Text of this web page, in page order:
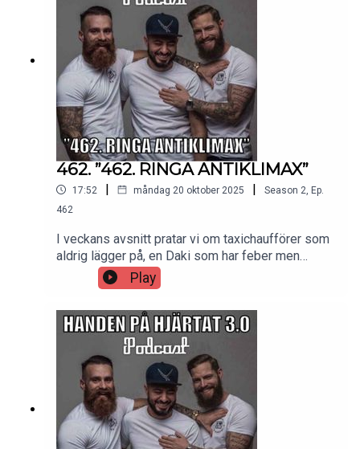
462. ”462. RINGA ANTIKLIMAX”
17:52 | måndag 20 oktober 2025 | Season 2 Ep.
462
I veckans avsnitt pratar vi om taxichaufförer som
aldrig lägger på, en Daki som har feber men
vägrar ta tempen och Danne som är redo att
bränna ner huset efter en invasion av skalbaggar
på hjärtat! 🔥Vill du höra hela avsnittet (och alla
framtida kaos, skratt och galenskaper) utan klipp?
👉 Hoppa in på Patreon.com/handenpahjartat och
stötta podden!Som Patreon får du exklusiva
avsnitt, råare snack och är med och håller podden
vid liv ❤️Tusen tack för ditt stöd! 🙏
Play